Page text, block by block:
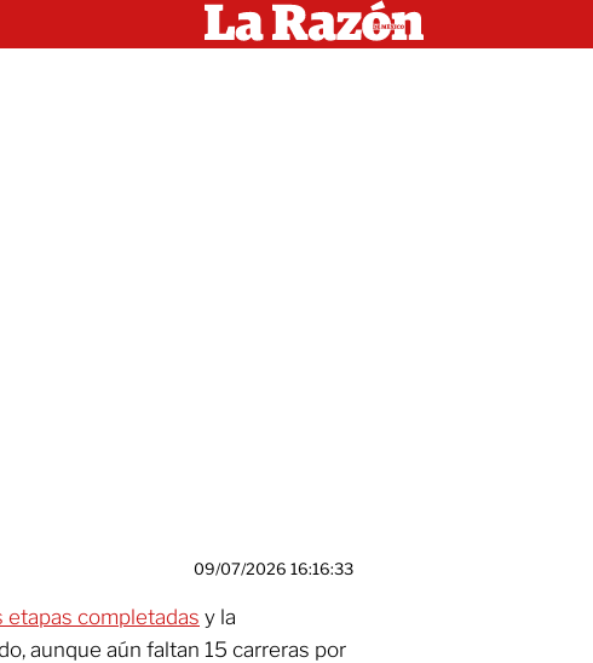
09/07/2026 16:16:33
etapas completadas y la
aunque aún faltan 15 carreras por